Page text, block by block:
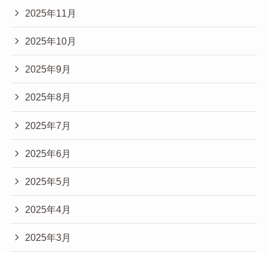
2025年11月
2025年10月
2025年9月
2025年8月
2025年7月
2025年6月
2025年5月
2025年4月
2025年3月